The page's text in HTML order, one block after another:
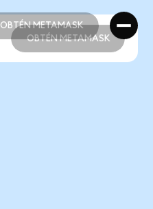
OBTÉN METAMASK
OBTÉN METAMASK
OBTÉN METAMASK